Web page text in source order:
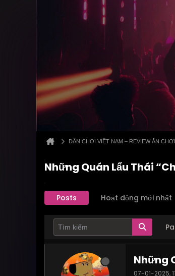
DÂN CHƠI VIỆT NAM – REVIEW ĂN
Những Quán Lẩu Thái
Posts Hoạt động mới nhất
Những
07-01-2025,